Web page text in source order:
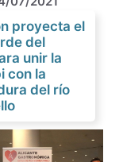
proyecta el
del
unir la
con la
del río